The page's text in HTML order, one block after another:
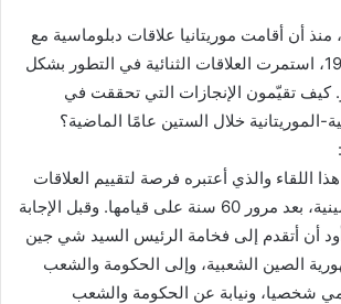
أن أقامت موريتانيا علاقات دبلوماسية مع
الصين عام 1965، استمرت العلاقات الثنائية في التطور بشكل
تقيّمون الإنجازات التي تحققت في
الموريتانية خلال الستين عامًا الماضية؟
اللقاء والذي أعتبره فرصة لتقييم العلاقات
الموريتانية الصينية، بعد مرور 60 سنة على قيامها. وقبل الإجابة
أن أتقدم إلى فخامة الرئيس السيد شي جين
الصين الشعبية، وإلى الحكومة والشعب
شخصيا، ونيابة عن الحكومة والشعب